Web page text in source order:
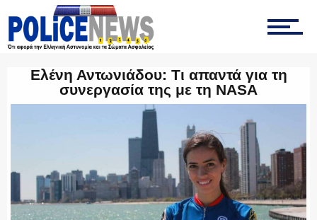
ΤΡΟΧΑΙΑ
Ελένη Αντωνιάδου: Τι απαντά για τη
συνεργασία της με τη NASA